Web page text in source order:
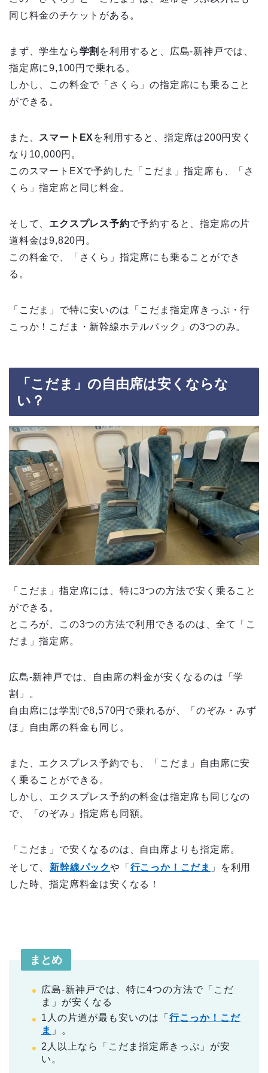
同じ料金のチケットがある。
まず、学生なら学割 を利用すると、広島-新神戸では、
指定席に9,100円で乗れる。
しかし、この料金で「さくら」の指定席にも乗ること
ができる。
また、 スマートEX を利用すると、指定席は200円安く
なり10,000円。
このスマートEXで予約した「こだま」指定席も、「さ
くら」指定席と同じ料金。
そして、 エクスプレス予約で予約すると、指定席の片
道料金は9,820円。
この料金で、「さくら」指定席にも乗ることができ
る。
「こだま」で特に安いのは「こだま指定席きっぷ・行
こっか！こだま・新幹線ホテルパック」の3つのみ。
「こだま」の自由席は安くならな
い？
「こだま」指定席には、特に3つの方法で安く乗ること
ができる。
ところが、この3つの方法で利用できるのは、全て「こ
だま」指定席。
広島-新神戸では、自由席の料金が安くなるのは「学
割」。
自由席には学割で8,570円で乗れるが、「のぞみ・みず
ほ」自由席の料金も同じ。
また、エクスプレス予約でも、「こだま」自由席に安
く乗ることができる。
しかし、エクスプレス予約の料金は指定席も同じなの
で、「のぞみ」指定席も同額。
「こだま」で安くなるのは、自由席よりも指定席。
そして、
新幹線パックや「 行こっか！こだま 」を利用
した時、指定席料金は安くなる！
まとめ
広島-新神戸では、特に4つの方法で「こだ
ま」が安くなる
1人の片道が最も安いのは「 行こっか！こだ
ま 」。
2人以上なら「こだま指定席きっぷ」が安
い。